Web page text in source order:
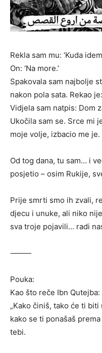
Rekla sam mu: ‘Kuda
On: ‘Na more.’
Spakovala sam najbolje
nakon pola sata. Rekao je:
Vidjela sam natpis: Dom
Ukočila sam se. Srce mi
moje volje, izbacio me je.
Od tog dana, tu sam… i
posjetio – osim Rukije,
Prije smrti smo ih zvali,
djecu i unuke, ali niko
sva troje pojavili… radi
⸻
Pouka:
Kao što reče Ibn Qutejba:
„Kako činiš, tako će ti biti
kako se ti ponašaš
tebi.